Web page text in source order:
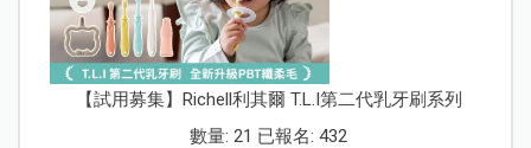
【試用募集】Richell利其爾 T.L.I第二代乳牙刷系列
數量: 21 已報名: 432